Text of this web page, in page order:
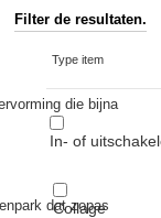
Filter de resultaten.
Type item
In- of
Collage
die bijna
dat zopas